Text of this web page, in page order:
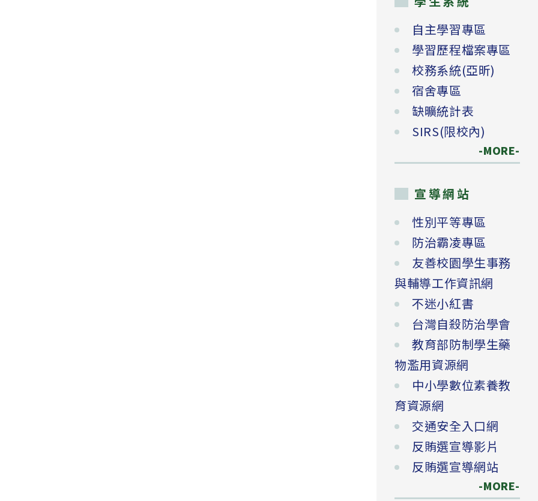
自主學習專區
學習歷程檔案專區
校務系統(亞昕)
宿舍專區
缺曠統計表
SIRS(限校內)
-MORE-
宣導網站
性別平等專區
防治霸凌專區
友善校園學生事務
與輔導工作資訊網
不迷小紅書
台灣自殺防治學會
教育部防制學生藥
物濫用資源網
中小學數位素養教
育資源網
交通安全入口網
反賄選宣導影片
反賄選宣導網站
-MORE-